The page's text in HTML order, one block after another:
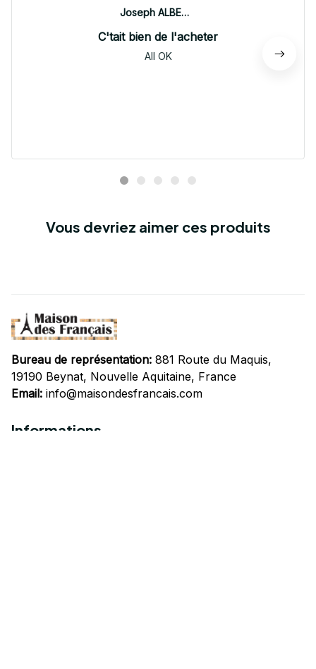
Joseph ALBERTINI
C'tait bien de l'acheter
All OK
Vous devriez aimer ces produits
Bureau de représentation: 881 Route du Maquis,
19190 Beynat, Nouvelle Aquitaine, France
Email: info@maisondesfrancais.com
Informations